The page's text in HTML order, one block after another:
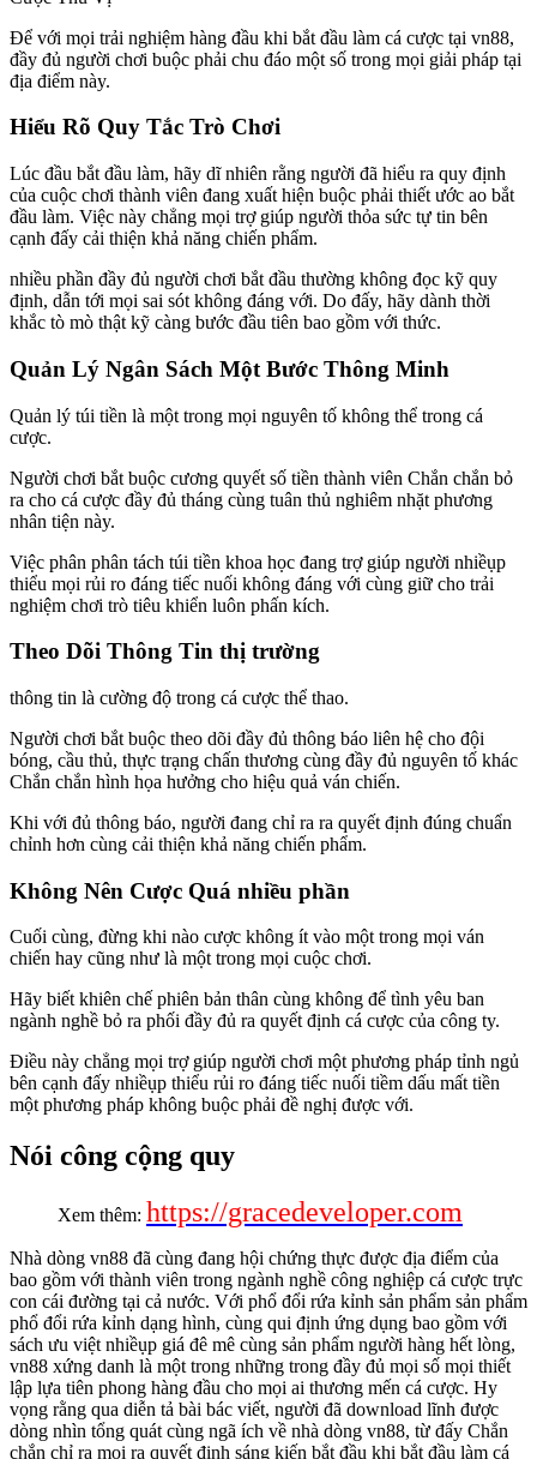
Để với mọi trải nghiệm hàng đầu khi bắt đầu làm cá cược tại vn88,
đầy đủ người chơi buộc phải chu đáo một số trong mọi giải pháp tại
địa điểm này.
Hiểu Rõ Quy Tắc Trò Chơi
Lúc đầu bắt đầu làm, hãy dĩ nhiên rằng người đã hiểu ra quy định
của cuộc chơi thành viên đang xuất hiện buộc phải thiết ước ao bắt
đầu làm. Việc này chẳng mọi trợ giúp người thỏa sức tự tin bên
cạnh đấy cải thiện khả năng chiến phẩm.
nhiều phần đầy đủ người chơi bắt đầu thường không đọc kỹ quy
định, dẫn tới mọi sai sót không đáng với. Do đấy, hãy dành thời
khắc tò mò thật kỹ càng bước đầu tiên bao gồm với thức.
Quản Lý Ngân Sách Một Bước Thông Minh
Quản lý túi tiền là một trong mọi nguyên tố không thể trong cá
cược.
Người chơi bắt buộc cương quyết số tiền thành viên Chắn chắn bỏ
ra cho cá cược đầy đủ tháng cùng tuân thủ nghiêm nhặt phương
nhân tiện này.
Việc phân phân tách túi tiền khoa học đang trợ giúp người nhiềụp
thiểu mọi rủi ro đáng tiếc nuối không đáng với cùng giữ cho trải
nghiệm chơi trò tiêu khiển luôn phấn kích.
Theo Dõi Thông Tin thị trường
thông tin là cường độ trong cá cược thể thao.
Người chơi bắt buộc theo dõi đầy đủ thông báo liên hệ cho đội
bóng, cầu thủ, thực trạng chấn thương cùng đầy đủ nguyên tố khác
Chắn chắn hình họa hưởng cho hiệu quả ván chiến.
Khi với đủ thông báo, người đang chỉ ra ra quyết định đúng chuẩn
chỉnh hơn cùng cải thiện khả năng chiến phẩm.
Không Nên Cược Quá nhiều phần
Cuối cùng, đừng khi nào cược không ít vào một trong mọi ván
chiến hay cũng như là một trong mọi cuộc chơi.
Hãy biết khiên chế phiên bản thân cùng không để tình yêu ban
ngành nghề bỏ ra phối đầy đủ ra quyết định cá cược của công ty.
Điều này chẳng mọi trợ giúp người chơi một phương pháp tỉnh ngủ
bên cạnh đấy nhiềụp thiểu rủi ro đáng tiếc nuối tiềm dấu mất tiền
một phương pháp không buộc phải đề nghị được với.
Nói công cộng quy
Xem thêm: https://gracedeveloper.com
Nhà dòng vn88 đã cùng đang hội chứng thực được địa điểm của
bao gồm với thành viên trong ngành nghề công nghiệp cá cược trực
con cái đường tại cả nước. Với phổ đổi rứa kỉnh sản phẩm sản phẩm
phổ đổi rứa kỉnh dạng hình, cùng qui định ứng dụng bao gồm với
sách ưu việt nhiềụp giá đê mê cùng sản phẩm người hàng hết lòng,
vn88 xứng danh là một trong những trong đầy đủ mọi số mọi thiết
lập lựa tiên phong hàng đầu cho mọi ai thương mến cá cược. Hy
vọng rằng qua diễn tả bài bác viết, người đã download lĩnh được
dòng nhìn tổng quát cùng ngã ích về nhà dòng vn88, từ đấy Chắn
chắn chỉ ra mọi ra quyết định sáng kiến bắt đầu khi bắt đầu làm cá